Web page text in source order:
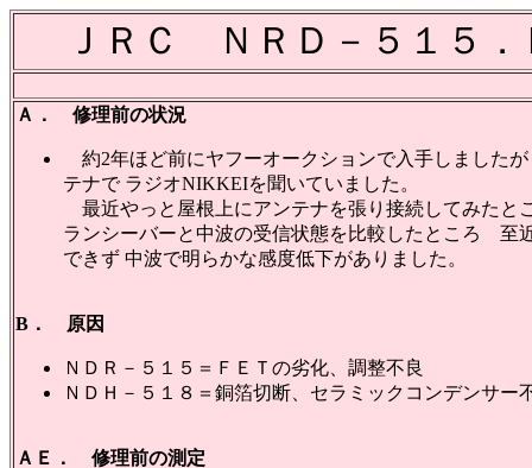
ＪＲＣ ＮＲＤ－５１５
Ａ． 修理前の状況
約2年ほど前にヤフーオークションで入手しました
テナで ラジオNIKKEIを聞いていました。
最近やっと屋根上にアンテナを張り接続してみたと
ランシーバーと中波の受信状態を比較したところ 至
できず 中波で明らかな感度低下がありました。
B． 原因
ＮＤＲ－５１５＝ＦＥＴの劣化、調整不良
ＮＤＨ－５１８＝銅箔切断、セラミックコンデンサー
ＡＥ． 修理前の測定